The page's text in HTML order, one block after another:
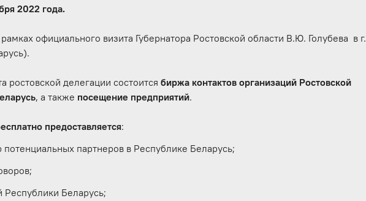
2022 года.
официального визита Губернатора Ростовской области В.Ю. Голубева в г.
ростовской делегации состоитсябиржа контактов организаций Ростовской
, а также посещение предприятий.
предоставляется:
партнеров в Республике Беларусь;
Беларусь;